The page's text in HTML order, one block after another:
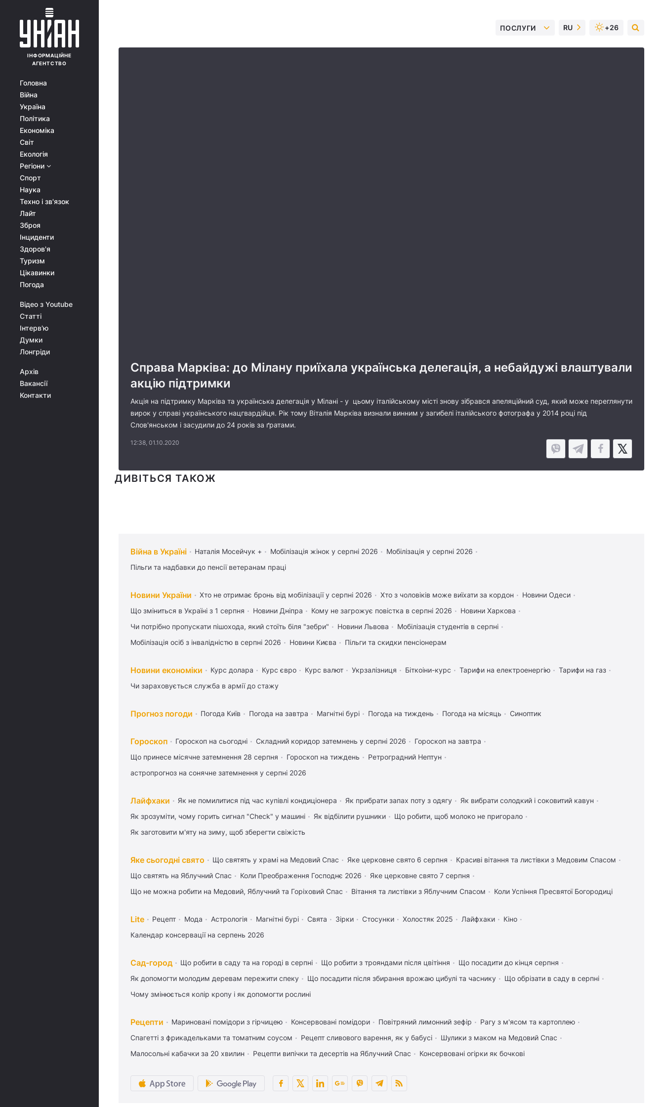
ІНФОРМАЦІЙНЕ
АГЕНТСТВО
Головна
Війна
Україна
Політика
Економіка
Світ
Екологія
Регіони
Спорт
Наука
Техно і зв'язок
Лайт
Зброя
Інциденти
Здоров'я
Туризм
Цікавинки
Погода
Відео з Youtube
Статті
Інтерв'ю
Думки
Лонгріди
Архів
Вакансії
Контакти
ПОСЛУГИ RU +26
Справа Марківа: до Мілану приїхала українська делегація, а небайдужі влаштували
акцію підтримки
Акція на підтримку Марківа та українська делегація у Мілані - у цьому італійському місті знову зібрався апеляційний суд, який може переглянути
вирок у справі українського нацгвардійця. Рік тому Віталія Марківа визнали винним у загибелі італійського фотографа у 2014 році під
Слов'янськом і засудили до 24 років за ґратами.
12:38, 01.10.2020
ДИВІТЬСЯ ТАКОЖ
Війна в Україні Наталія Мосейчук + Мобілізація жінок у серпні 2026
Мобілізація у серпні 2026
Пільги та надбавки до пенсії ветеранам праці
Новини України Хто не отримає бронь від мобілізації у серпні 2026 Хто з чоловіків може виїхати за кордон
Новини Одеси
Що зміниться в Україні з 1 серпня
Новини Дніпра Кому не загрожує повістка в серпні 2026
Новини Харкова
Чи потрібно пропускати пішохода, який стоїть біля "зебри"
Новини Львова
Мобілізація студентів в серпні
Мобілізація осіб з інвалідністю в серпні 2026
Новини Києва Пільги та скидки пенсіонерам
Новини економіки Курс долара Курс євро Курс валют Укрзалізниця Біткоіни-курс Тарифи на електроенергію
Тарифи на газ
Чи зараховується служба в армії до стажу
Прогноз погоди Погода Київ Погода на завтра Магнітні бурі Погода на тиждень Погода на місяць Синоптик
Гороскоп Гороскоп на сьогодні Складний коридор затемнень у серпні 2026
Гороскоп на завтра
Що принесе місячне затемнення 28 серпня
Гороскоп на тиждень
Ретроградний Нептун
астропрогноз на сонячне затемнення у серпні 2026
Лайфхаки Як не помилитися під час купівлі кондиціонера Як прибрати запах поту з одягу
Як вибрати солодкий і соковитий кавун
Як зрозуміти, чому горить сигнал "Check" у машині
Як відбілити рушники
Що робити, щоб молоко не пригорало
Як заготовити м'яту на зиму, щоб зберегти свіжість
Яке сьогодні свято Що святять у храмі на Медовий Спас Яке церковне свято 6 серпня
Красиві вітання та листівки з Медовим Спасом
Що святять на Яблучний Спас
Коли Преображення Господнє 2026
Яке церковне свято 7 серпня
Що не можна робити на Медовий, Яблучний та Горіховий Спас
Вітання та листівки з Яблучним Спасом Коли Успіння Пресвятої Богородиці
Lite Рецепт Мода Астрологія Магнітні бурі Свята Зірки Стосунки Холостяк 2025 Лайфхаки
Кіно
Календар консервації на серпень 2026
Сад-город Що робити в саду та на городі в серпні Що робити з трояндами після цвітіння
Що посадити до кінця серпня
Як допомогти молодим деревам пережити спеку
Що посадити після збирання врожаю цибулі та часнику
Що обрізати в саду в серпні
Чому змінюється колір кропу і як допомогти рослині
Рецепти Мариновані помідори з гірчицею Консервовані помідори Повітряний лимонний зефір
Рагу з м'ясом та картоплею
Спагетті з фрикадельками та томатним соусом
Рецепт сливового варення, як у бабусі
Шулики з маком на Медовий Спас
Малосольні кабачки за 20 хвилин
Рецепти випічки та десертів на Яблучний Спас Консервовані огірки як бочкові